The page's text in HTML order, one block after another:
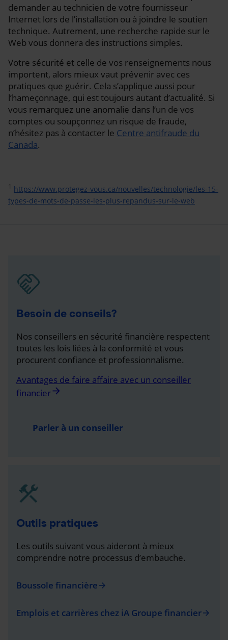
demander au technicien de votre fournisseur
Internet lors de l’installation ou à joindre le soutien
technique. Autrement, une recherche rapide sur le
Web vous donnera des instructions simples.
Votre sécurité et celle de vos renseignements nous
importent, alors mieux vaut prévenir avec ces
pratiques que guérir. Cela s’applique aussi pour
l’hameçonnage, qui est toujours autant d’actualité. Si
vous remarquez une anomalie dans l’un de vos
comptes ou soupçonnez un risque de fraude,
n’hésitez pas à contacter le Centre antifraude du
Canada.
1 https://www.protegez-vous.ca/nouvelles/technologie/les-15-
types-de-mots-de-passe-les-plus-repandus-sur-le-web
Besoin de conseils?
Nos conseillers en sécurité financière respectent
toutes les lois liées à la conformité et vous
procurent confiance et professionnalisme.
Avantages de faire affaire avec un conseiller
financierarrow_forward
Parler à un conseiller
Outils pratiques
Les outils suivant vous aideront à mieux
comprendre notre processus d’embauche.
Boussole financière arrow_forward
Emplois et carrières chez iA Groupe financierarrow_forward